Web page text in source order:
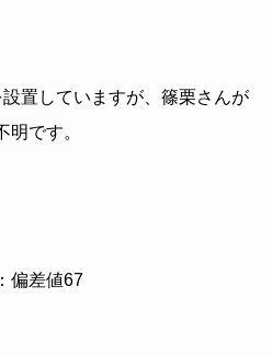
置していますが、篠栗さんが
明です。
偏差値67